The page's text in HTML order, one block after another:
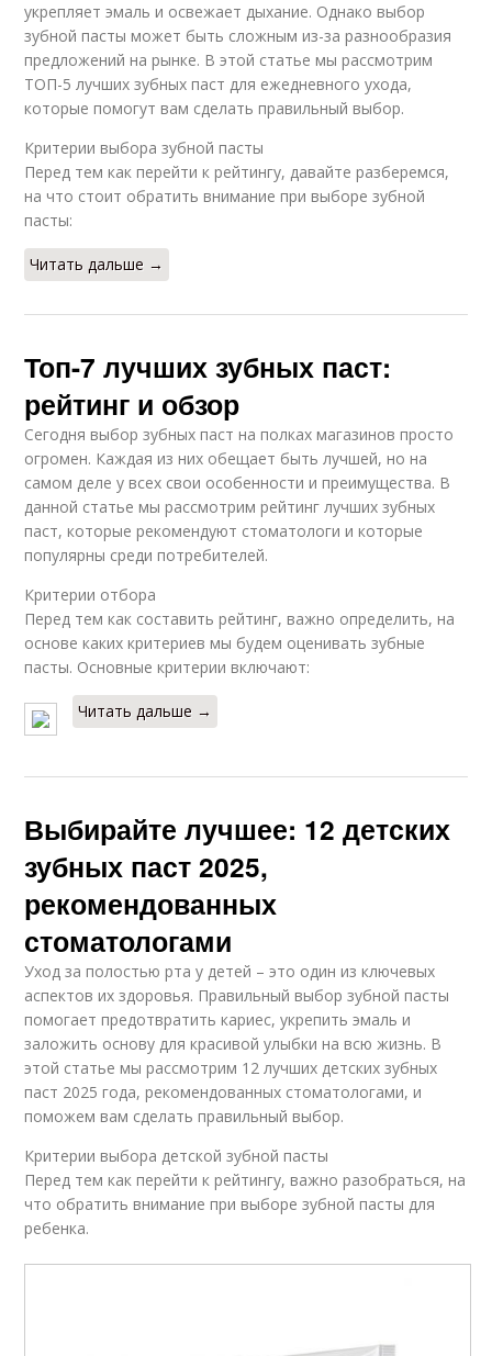
укрепляет эмаль и освежает дыхание. Однако выбор
зубной пасты может быть сложным из-за разнообразия
предложений на рынке. В этой статье мы рассмотрим
ТОП-5 лучших зубных паст для ежедневного ухода,
которые помогут вам сделать правильный выбор.
Критерии выбора зубной пасты
Перед тем как перейти к рейтингу, давайте разберемся,
на что стоит обратить внимание при выборе зубной
пасты:
Читать дальше →
Топ-7 лучших зубных паст:
рейтинг и обзор
Сегодня выбор зубных паст на полках магазинов просто
огромен. Каждая из них обещает быть лучшей, но на
самом деле у всех свои особенности и преимущества. В
данной статье мы рассмотрим рейтинг лучших зубных
паст, которые рекомендуют стоматологи и которые
популярны среди потребителей.
Критерии отбора
Перед тем как составить рейтинг, важно определить, на
основе каких критериев мы будем оценивать зубные
пасты. Основные критерии включают:
Читать дальше →
Выбирайте лучшее: 12 детских
зубных паст 2025,
рекомендованных
стоматологами
Уход за полостью рта у детей – это один из ключевых
аспектов их здоровья. Правильный выбор зубной пасты
помогает предотвратить кариес, укрепить эмаль и
заложить основу для красивой улыбки на всю жизнь. В
этой статье мы рассмотрим 12 лучших детских зубных
паст 2025 года, рекомендованных стоматологами, и
поможем вам сделать правильный выбор.
Критерии выбора детской зубной пасты
Перед тем как перейти к рейтингу, важно разобраться, на
что обратить внимание при выборе зубной пасты для
ребенка.